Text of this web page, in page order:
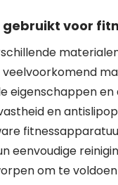
voor
en
eenvoudige
om te